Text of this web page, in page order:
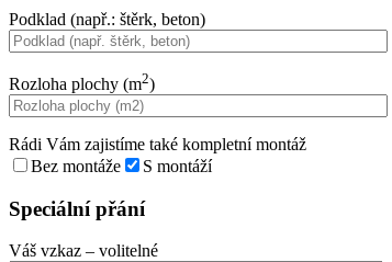
Podklad (např.: štěrk, beton)
Rozloha plochy (m2)
Rádi Vám zajistíme také kompletní montáž
Bez montáže
S montáží
Speciální přání
Váš vzkaz – volitelné